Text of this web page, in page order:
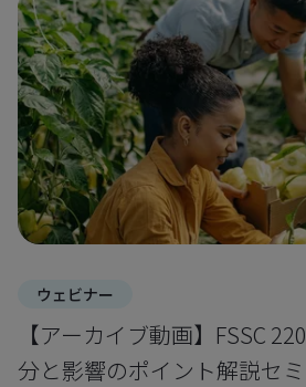
ウェビナー
【アーカイブ動画】FSSC
分と影響のポイント解説セ